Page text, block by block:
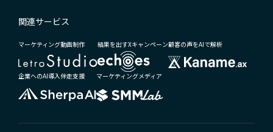
関連サービス
マーケティング動画制作 結果を出すXキャンペーン顧客の声をAIで解析
企業へのAI導入伴走支援 マーケティングメディア